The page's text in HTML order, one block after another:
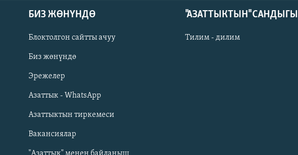
Русский
ОНЛАЙН ШЕРИНЕ
БИЗ ЖӨНҮНДӨ
Блоктолгон сайтты ачуу
Биз жөнүндө
Эрежелер
Азаттык - WhatsApp
Азаттыктын тиркемеси
Вакансиялар
"АЗАТТЫКТЫН" САНДЫГЫ
Тилим - дилим